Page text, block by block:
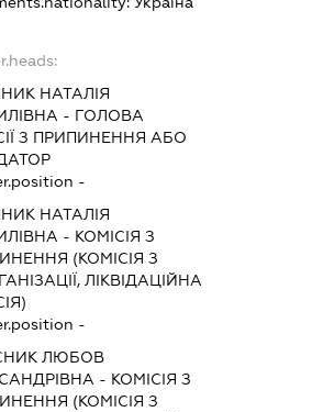
НАТАЛІЯ
- ГОЛОВА
З ПРИПИНЕННЯ АБО
-
НАТАЛІЯ
- КОМІСІЯ З
(КОМІСІЯ З
ЛІКВІДАЦІЙНА
-
ЛЮБОВ
- КОМІСІЯ З
(КОМІСІЯ З